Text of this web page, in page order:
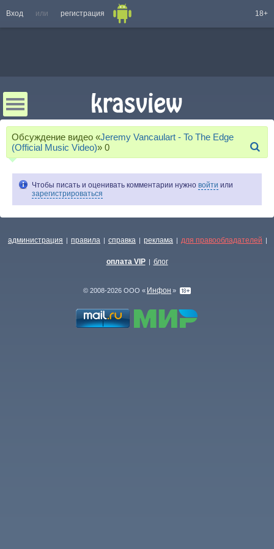
Вход или регистрация 18+
Обсуждение видео «Jeremy Vancaulart - To The Edge
(Official Music Video)» 0
Чтобы писать и оценивать комментарии нужно войти или
зарегистрироваться
администрация | правила | справка | реклама | для правообладателей |
оплата VIP | блог
© 2008-2026 ООО « Инфон »